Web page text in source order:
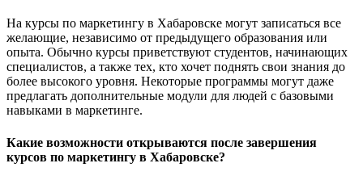
На курсы по маркетингу в Хабаровске могут записаться все
желающие, независимо от предыдущего образования или
опыта. Обычно курсы приветствуют студентов, начинающих
специалистов, а также тех, кто хочет поднять свои знания до
более высокого уровня. Некоторые программы могут даже
предлагать дополнительные модули для людей с базовыми
навыками в маркетинге.
Какие возможности открываются после завершения
курсов по маркетингу в Хабаровске?